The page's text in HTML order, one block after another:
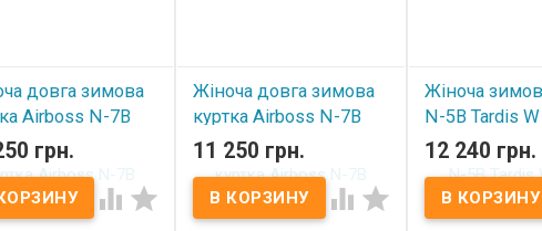
довга зимова
Airboss N-7B
Burgundy
грн.
 
Жіноча довга зимова
куртка Airboss N-7B
Eileen Graphite
Под заказ
11 250 грн.
 
Жіноча
N-5B Tardis
В наличии
12 240 грн.